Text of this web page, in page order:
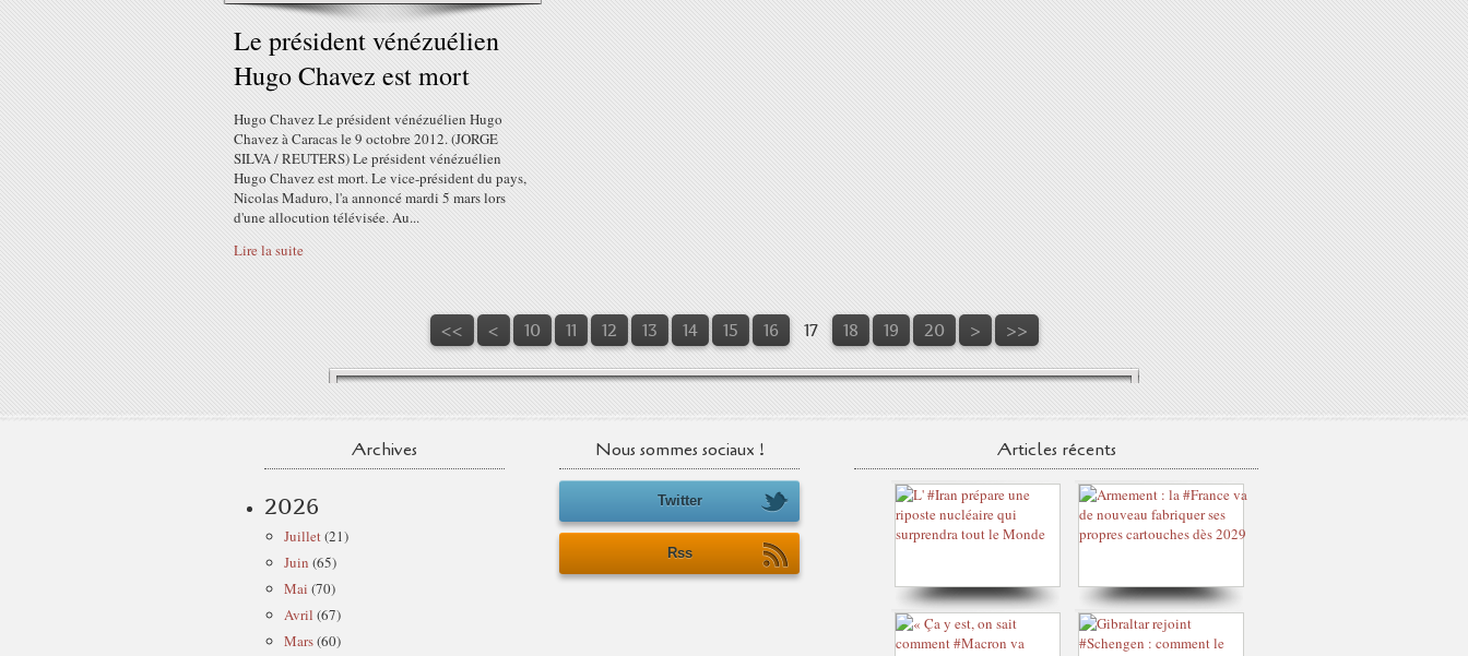
Le président vénézuélien
Hugo Chavez est mort
Hugo Chavez Le président vénézuélien Hugo
Chavez à Caracas le 9 octobre 2012. (JORGE
SILVA / REUTERS) Le président vénézuélien
Hugo Chavez est mort. Le vice-président du pays,
Nicolas Maduro, l'a annoncé mardi 5 mars lors
d'une allocution télévisée. Au...
Lire la suite
<< < 10 11 12 13 14 15 16 17 18 19 20 > >>
Archives
2026
Juillet(21)
Juin (65)
Mai (70)
Avril (67)
Mars(60)
Nous sommes sociaux !
Twitter
Rss
Articles récents